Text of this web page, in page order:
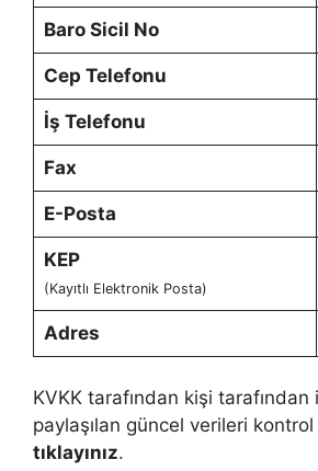
Baro Sicil No
Cep Telefonu
İş Telefonu
Fax
E-Posta
KEP
(Kayıtlı Elektronik Posta)
Adres
KVKK tarafından kişi
paylaşılan güncel verileri
tıklayınız.